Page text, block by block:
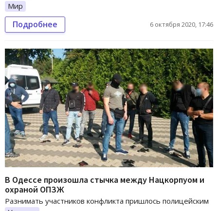
Мир
Подробнее 6 октября 2020, 17:46
В Одессе произошла стычка между Нацкорпуом и
охраной ОПЗЖ
Разнимать участников конфликта пришлось полицейским